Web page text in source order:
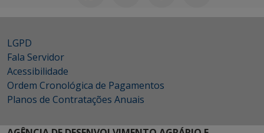
LGPD
Fala Servidor
Acessibilidade
Ordem Cronológica de Pagamentos
Planos de Contratações Anuais